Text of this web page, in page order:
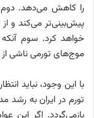
را کاهش می‌دهد. دوم
پیش‌بینی‌تر می‌کند و
خواهد کرد. سوم آنکه
موج‌های تورمی ناشی
با این وجود، نباید
تورم در ایران به
بازمی‌گردد. اگر این